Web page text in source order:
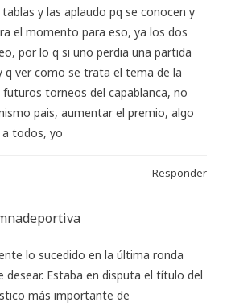
y las aplaudo pq se conocen y
el momento para eso, ya los dos
por lo q si uno perdia una partida
q ver como se trata el tema de la
torneos del capablanca, no
pais, aumentar el premio, algo
a todos, yo
Responder
lo sucedido en la última ronda
desear. Estaba en disputa el título del
más importante de